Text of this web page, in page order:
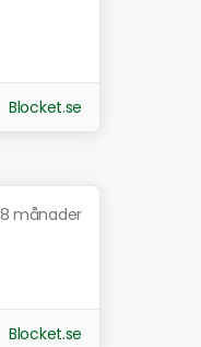
Blocket.se
8 månader
Blocket.se